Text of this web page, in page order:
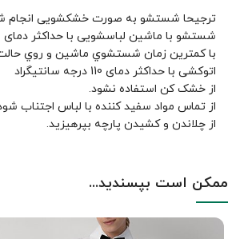
ترجیحا شستشو به صورت خشکشویی انجام
شستشو با ماشین لباسشویی با حداکثر دمای ۳۰ درجه سانتیگراد
با کمترين زمان شستشوي ماشين و روي
اتوکشی با حداکثر دمای 110 درجه سانتیگراد
از خشک کن استفاده نشود.
از تماس مواد سفید کننده با لباس اجتناب
از چلاندن و کشيدن پارچه بپرهيزيد.
ممکن است بپسندید...